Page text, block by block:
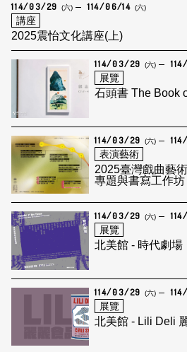
114/03/29 (六) 114/06/14 (六)
講座
2025震怡文化講座(上)
114/03/29 (六)
展覽
石頭書 The Book
114/03/29 (六)
表演藝術
2025臺灣戲曲藝
專題與書寫工作坊
114/03/29 (六)
展覽
北美館 - 時代劇
114/03/29 (六)
展覽
北